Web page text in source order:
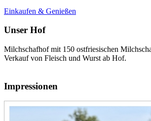
Einkaufen & Genießen
Unser Hof
Milchschafhof mit 150 ostfriesischen
Verkauf von Fleisch und Wurst ab Hof.
Impressionen